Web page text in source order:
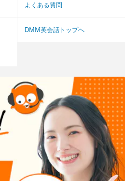
よくある質問
DMM英会話トップへ